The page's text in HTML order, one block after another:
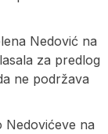
Nedović na
za predlog
ne podržava
Nedovićeve na